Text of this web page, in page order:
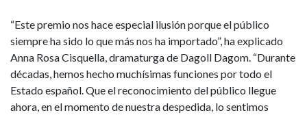
“Este premio nos hace especial ilusión porque el público
siempre ha sido lo que más nos ha importado”, ha explicado
Anna Rosa Cisquella, dramaturga de Dagoll Dagom. “Durante
décadas, hemos hecho muchísimas funciones por todo el
Estado español. Que el reconocimiento del público llegue
ahora, en el momento de nuestra despedida, lo sentimos